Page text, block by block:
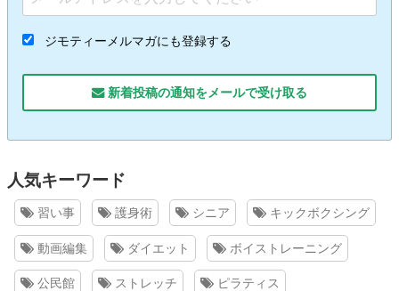
ジモティーメルマガにも登録する
新着投稿の通知をメールで受け取る
人気キーワード
習い事 護身術 シニア キックボクシング
動画編集 ダイエット ボイストレーニング
公民館 ストレッチ ピラティス